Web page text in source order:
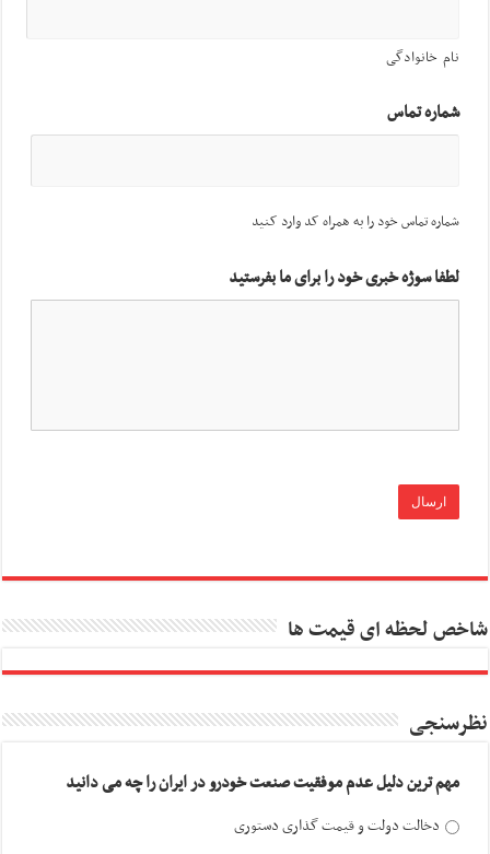
نام خانوادگی
شماره تماس
شماره تماس خود را به همراه کد وارد کنید
لطفا سوژه خبری خود را برای ما بفرستید
شاخص لحظه ای قیمت ها
نظرسنجی
مهم ترین دلیل عدم موفقیت صنعت خودرو در ایران را چه می دانید
دخالت دولت و قیمت گذاری دستوری